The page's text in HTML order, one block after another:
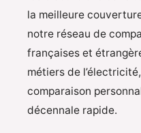
la meilleure
notre réseau de
françaises et
métiers de
comparaison
décennale rapide.